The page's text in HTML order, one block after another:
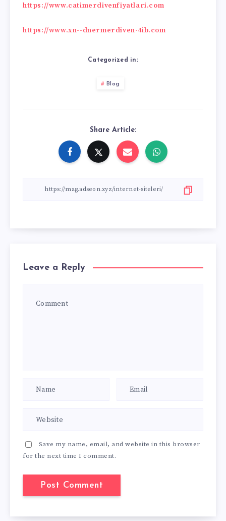
https://www.catimerdivenfiyatlari.com
https://www.xn--dnermerdiven-4ib.com
Categorized in:
Blog
Share Article:
Leave a Reply
Save my name, email, and website in this browser
for the next time I comment.